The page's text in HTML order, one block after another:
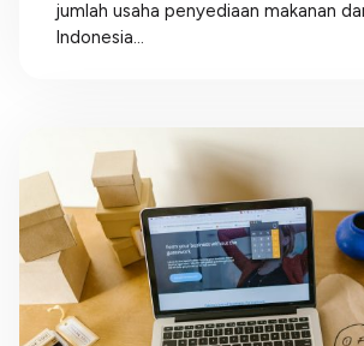
jumlah usaha penyediaan makanan
Indonesia...